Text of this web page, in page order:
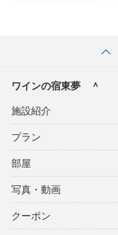
ワインの宿東夢 ＾
施設紹介
プラン
部屋
写真・動画
クーポン